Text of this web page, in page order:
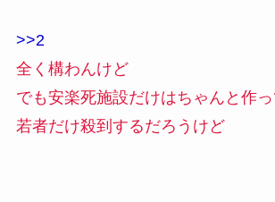
>>2
全く構わんけど
でも安楽死施設だけはちゃんと作
若者だけ殺到するだろうけど